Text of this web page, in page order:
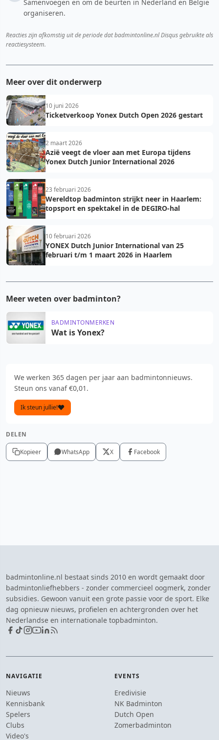
Samenvoegen en om de beurten in Nederland en Belgie
organiseren.
Reacties zijn afkomstig uit de periode dat badmintonline.nl Disqus gebruikte als
reactiesysteem.
Meer over dit onderwerp
10 juni 2026
Ticketverkoop Yonex Dutch Open 2026 gestart
2 maart 2026
Azië veegt de vloer aan met Europa tijdens
Yonex Dutch Junior International 2026
23 februari 2026
Wereldtop badminton strijkt neer in Haarlem:
topsport en spektakel in de DEGIRO-hal
10 februari 2026
YONEX Dutch Junior International van 25
februari t/m 1 maart 2026 in Haarlem
Meer weten over badminton?
BADMINTONMERKEN
Wat is Yonex?
We werken 365 dagen per jaar aan badmintonnieuws.
Steun ons vanaf €0,01.
Ik steun jullie!
DELEN
Kopieer WhatsApp X Facebook
badmintonline.nl bestaat sinds 2010 en wordt gemaakt door
badmintonliefhebbers - zonder commercieel oogmerk, zonder
subsidies. Gewoon vanuit een grote passie voor de sport. Elke
dag opnieuw nieuws, profielen en achtergronden over het
Nederlandse en internationale topbadminton.
NAVIGATIE
Nieuws
Kennisbank
Spelers
Clubs
Video's
EVENTS
Eredivisie
NK Badminton
Dutch Open
Zomerbadminton